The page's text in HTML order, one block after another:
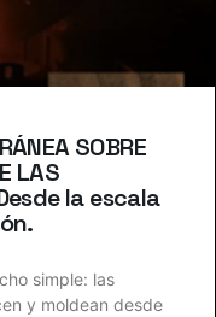
SOBRE
LAS
la escala
simple: las
y moldean desde